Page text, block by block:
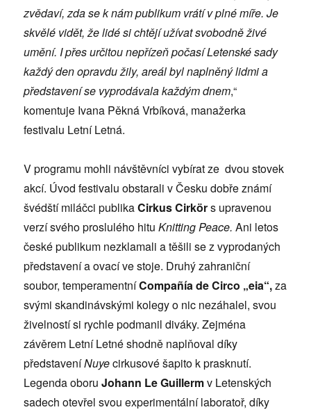
zvědaví, zda se k nám publikum vrátí v plné míře. Je
skvělé vidět, že lidé si chtějí užívat svobodně živé
umění. I přes určitou nepřízeň počasí Letenské sady
každý den opravdu žily, areál byl naplněný lidmi a
představení se vyprodávala každým dnem,“
komentuje Ivana Pěkná Vrbíková, manažerka
festivalu Letní Letná.
V programu mohli návštěvníci vybírat ze dvou stovek
akcí. Úvod festivalu obstarali v Česku dobře známí
švédští miláčci publikaCirkus Cirkörs upravenou
verzí svého proslulého hituKnitting Peace. Ani letos
české publikum nezklamali a těšili se z vyprodaných
představení a ovací ve stoje. Druhý zahraniční
soubor, temperamentníCompañía de Circo „eia“,za
svými skandinávskými kolegy o nic nezáhalel, svou
živelností si rychle podmanil diváky. Zejména
závěrem Letní Letné shodně naplňoval díky
představeníNuyecirkusové šapito k prasknutí.
Legenda oboruJohann Le Guillermv Letenských
sadech otevřel svou experimentální laboratoř, díky